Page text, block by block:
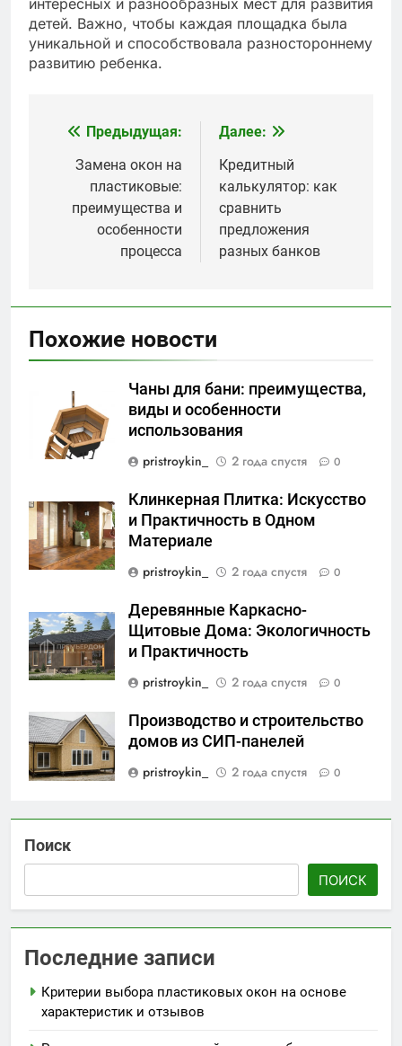
детей. Важно, чтобы каждая площадка была
уникальной и способствовала разностороннему
развитию ребенка.
Навигация
записям
Предыдущая:
Замена окон на
пластиковые:
преимущества и
особенности
процесса
Далее:
Кредитный
калькулятор: как
сравнить
предложения
разных банков
Похожие новости
Чаны для бани: преимущества,
виды и особенности
использования
pristroykin_
2 года спустя 0
Клинкерная Плитка: Искусство
и Практичность в Одном
Материале
pristroykin_
2 года спустя 0
Деревянные Каркасно-
Щитовые Дома: Экологичность
и Практичность
pristroykin_
2 года спустя 0
Производство и строительство
домов из СИП-панелей
pristroykin_
2 года спустя 0
Поиск
ПОИСК
Последние записи
Критерии выбора пластиковых окон на основе
характеристик и отзывов